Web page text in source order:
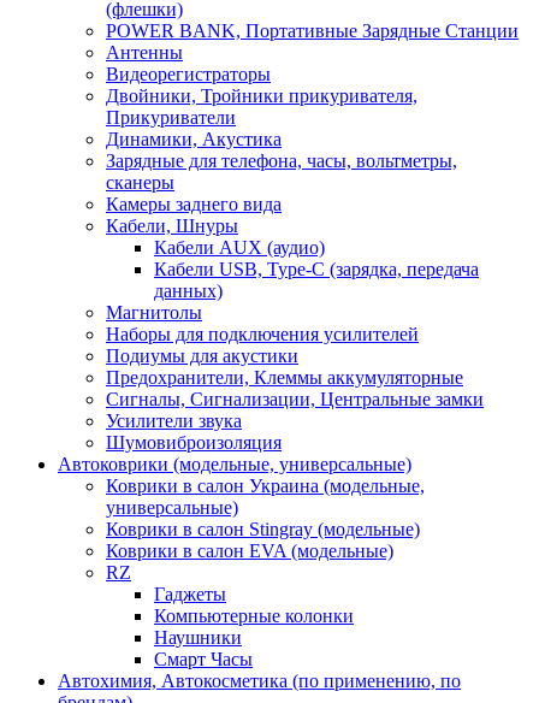
(флешки)
POWER BANK, Портативные Зарядные Станции
Антенны
Видеорегистраторы
Двойники, Тройники прикуривателя,
Прикуриватели
Динамики, Акустика
Зарядные для телефона, часы, вольтметры,
сканеры
Камеры заднего вида
Кабели, Шнуры
Кабели AUX (аудио)
Кабели USB, Type-C (зарядка, передача
данных)
Магнитолы
Наборы для подключения усилителей
Подиумы для акустики
Предохранители, Клеммы аккумуляторные
Сигналы, Сигнализации, Центральные замки
Усилители звука
Шумовиброизоляция
Автоковрики (модельные, универсальные)
Коврики в салон Украина (модельные,
универсальные)
Коврики в салон Stingray (модельные)
Коврики в салон EVA (модельные)
RZ
Гаджеты
Компьютерные колонки
Наушники
Смарт Часы
Автохимия, Автокосметика (по применению, по